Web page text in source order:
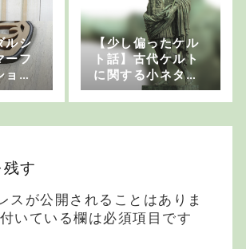
ルシ
ーフ
ョ
【少し偏ったケル
ト話】古代ケルト
に関する小ネタ集
「ケルトのみなさ
まが戦う時は●
●」
す
スが公開されることはありま
いている欄は必須項目です